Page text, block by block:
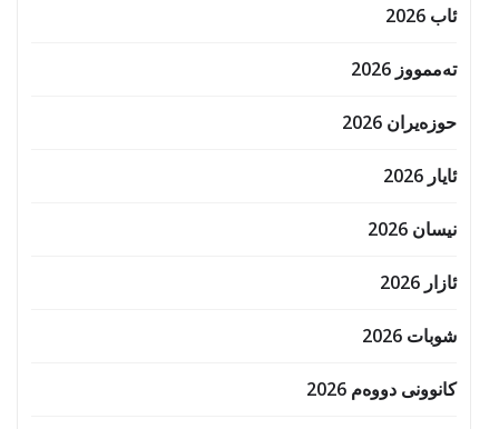
ئاب 2026
تەممووز 2026
حوزه‌یران 2026
ئایار 2026
نیسان 2026
ئازار 2026
شوبات 2026
کانوونی دووەم 2026